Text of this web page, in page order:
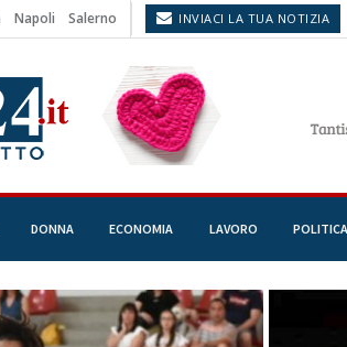
Napoli Salerno INVIACI LA TUA NOTIZIA
DONNA ECONOMIA LAVORO POLITICA